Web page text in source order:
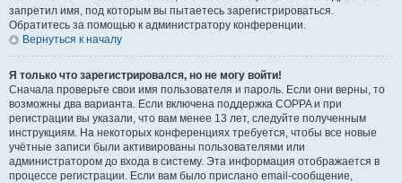
запретил имя, под которым вы пытаетесь зарегистрироваться.
Обратитесь за помощью к администратору конференции.
Вернуться к началу
Я только что зарегистрировался, но не могу войти!
Сначала проверьте свои имя пользователя и пароль. Если они верны, то
возможны два варианта. Если включена поддержка COPPA и при
регистрации вы указали, что вам менее 13 лет, следуйте полученным
инструкциям. На некоторых конференциях требуется, чтобы все новые
учётные записи были активированы пользователями или
администратором до входа в систему. Эта информация отображается в
процессе регистрации. Если вам было прислано email-сообщение,